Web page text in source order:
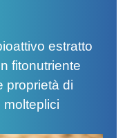
estratto
fitonutriente
proprietà di